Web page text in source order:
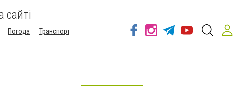
сайті
Погода
Транспорт